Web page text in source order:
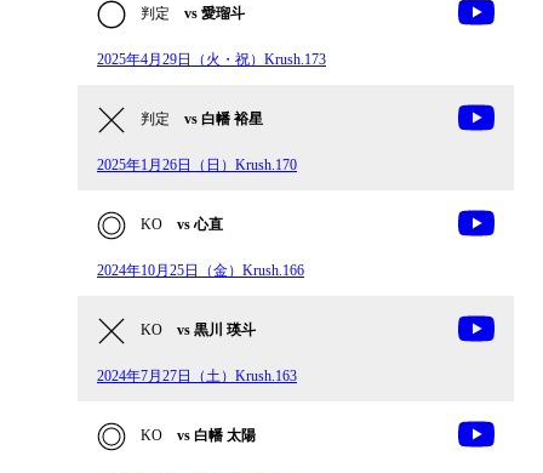
判定 vs 愛瑠斗
2025年4月29日（火・祝）Krush.173
判定 vs 白幡 裕星
2025年1月26日（日）Krush.170
KO vs 心直
2024年10月25日（金）Krush.166
KO vs 黒川 瑛斗
2024年7月27日（土）Krush.163
KO vs 白幡 太陽